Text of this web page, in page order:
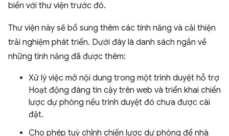
biến với thư viện trước đó.
Thư viện này sẽ bổ sung thêm các tính năng và cải thiện
trải nghiệm phát triển. Dưới đây là danh sách ngắn về
những tính năng đã được thêm:
Xử lý việc mở nội dung trong một trình duyệt hỗ trợ
Hoạt động đáng tin cậy trên web và triển khai chiến
lược dự phòng nếu trình duyệt đó chưa được cài
đặt.
Cho phép tuỳ chỉnh chiến lược dự phòng để nhà